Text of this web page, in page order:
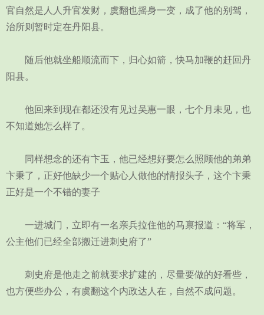
官自然是人人升官发财，虞翻也摇身一变，成了他的别驾，
治所则暂时定在丹阳县。
随后他就坐船顺流而下，归心如箭，快马加鞭的赶回丹
阳县。
他回来到现在都还没有见过吴惠一眼，七个月未见，也
不知道她怎么样了。
同样想念的还有卞玉，他已经想好要怎么照顾他的弟弟
卞秉了，正好他缺少一个贴心人做他的情报头子，这个卞秉
正好是一个不错的妻子
一进城门，立即有一名亲兵拉住他的马禀报道：“将军，
公主他们已经全部搬迁进刺史府了”
刺史府是他走之前就要求扩建的，尽量要做的好看些，
也方便些办公，有虞翻这个内政达人在，自然不成问题。